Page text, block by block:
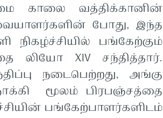
காலை வத்திக்கானின்
போது, ​​இந்த
பங்கேற்கும்
லியோ XIV சந்தித்தார்.
நடைபெற்றது, அங்கு
மூலம் பிரபஞ்சத்தை
பங்கேற்பாளர்களிடம்